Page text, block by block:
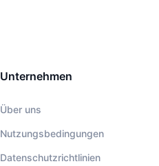
Unternehmen
Über uns
Nutzungsbedingungen
Datenschutzrichtlinien